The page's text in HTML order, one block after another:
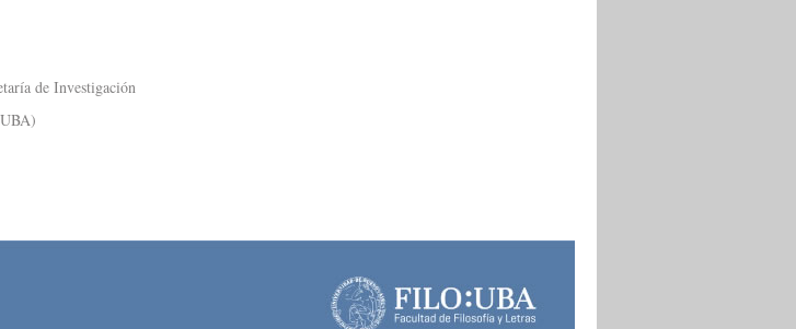
de Investigación